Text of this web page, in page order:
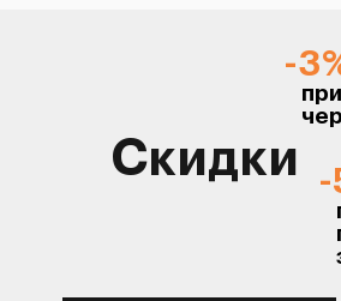
Скидки
-
-